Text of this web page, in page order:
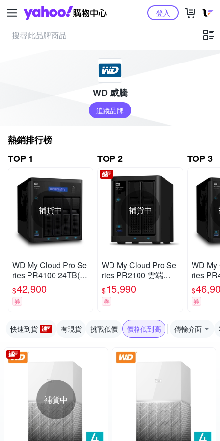
Yahoo購物中心登入
WD 威騰
追蹤品牌
熱銷排行榜
TOP 1
補貨中
WD My Cloud Pro Se
ries PR4100 24TB(6T
Bx4) 3.5吋 雲端儲存
系統
$42,900
券
TOP 2
補貨中
WD My Cloud Pro Se
ries PR2100 雲端儲
存系統
$15,990
券
TOP 3
WD My
ries
Bx4)
系統
$
券
快速到貨 有現貨 挑戰低價 價格低到高 傳輸介面
補貨中